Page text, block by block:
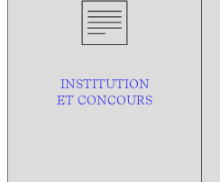
INSTITUTION
ET CONCOURS